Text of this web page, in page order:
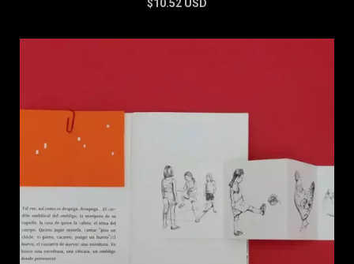
$10.52 USD